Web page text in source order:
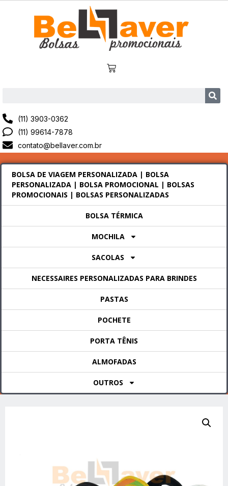
(11) 3903-0362
(11) 99614-7878
contato@bellaver.com.br
BOLSA DE VIAGEM PERSONALIZADA | BOLSA
PERSONALIZADA | BOLSA PROMOCIONAL | BOLSAS
PROMOCIONAIS | BOLSAS PERSONALIZADAS
BOLSA TÉRMICA
MOCHILA
SACOLAS
NECESSAIRES PERSONALIZADAS PARA BRINDES
PASTAS
POCHETE
PORTA TÊNIS
ALMOFADAS
OUTROS